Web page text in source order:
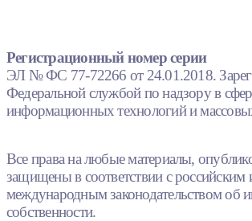
Регистрационный номер серии
ЭЛ № ФС 77-72266 от 24.01.2018.
Федеральной службой по надзору в
информационных технологий и
Все права на любые материалы,
защищены в соответствии с российским
международным законодательством об
собственности.